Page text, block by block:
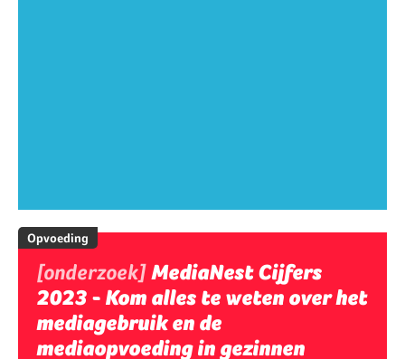
Opvoeding
[onderzoek]MediaNest Cijfers
2023 - Kom alles te weten over het
mediagebruik en de
mediaopvoeding in gezinnen